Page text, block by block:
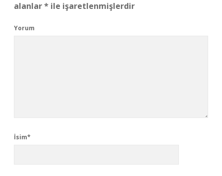
alanlar* ile işaretlenmişlerdir
Yorum
İsim*